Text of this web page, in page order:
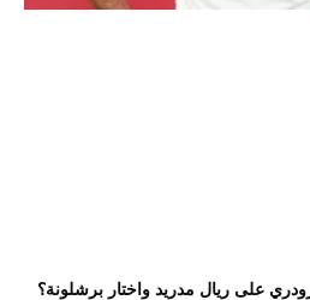
على ريال مدريد واختار برشلونة؟